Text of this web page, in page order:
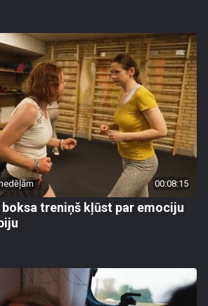
00:08:15
boksa treniņš kļūst par emociju